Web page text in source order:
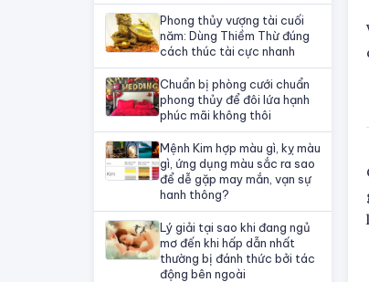
Phong thủy vượng tài cuối
năm: Dùng Thiềm Thừ đúng
cách thúc tài cực nhanh
Chuẩn bị phòng cưới chuẩn
phong thủy để đôi lứa hạnh
phúc mãi không thôi
Mệnh Kim hợp màu gì, kỵ màu
gì, ứng dụng màu sắc ra sao
để dễ gặp may mắn, vạn sự
hanh thông?
Lý giải tại sao khi đang ngủ
mơ đến khi hấp dẫn nhất
thường bị đánh thức bởi tác
động bên ngoài